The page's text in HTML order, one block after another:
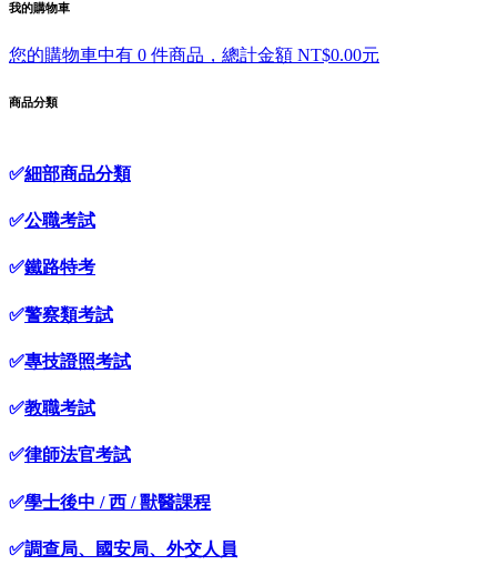
我的購物車
您的購物車中有 0 件商品，總計金額 NT$0.00元
商品分類
✅細部商品分類
✅公職考試
✅鐵路特考
✅警察類考試
✅專技證照考試
✅教職考試
✅律師法官考試
✅學士後中 / 西 / 獸醫課程
✅調查局、國安局、外交人員